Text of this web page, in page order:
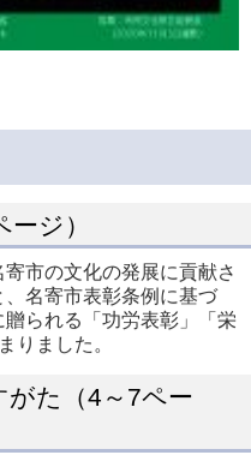
ジ）
市の文化の発展に貢献さ
名寄市表彰条例に基づ
られる「功労表彰」「栄
りました。
た（4～7ペー